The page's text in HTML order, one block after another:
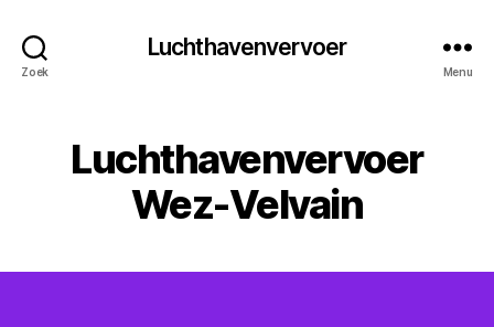
Zoek
Luchthavenvervoer
Menu
Luchthavenvervoer
Wez-Velvain